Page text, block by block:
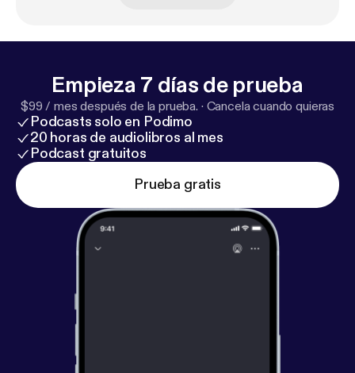
Empieza 7 días de prueba
$99 / mes después de la prueba. · Cancela cuando quieras
Podcasts solo en Podimo
20 horas de audiolibros al mes
Podcast gratuitos
Prueba gratis